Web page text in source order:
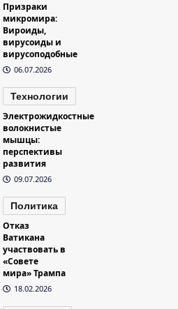
Призраки
микромира:
Вироиды,
вирусоиды и
вирусоподобные
06.07.2026
Технологии
Электрожидкостные
волокнистые
мышцы:
перспективы
развития
09.07.2026
Политика
Отказ
Ватикана
участвовать в
«Совете
мира» Трампа
18.02.2026